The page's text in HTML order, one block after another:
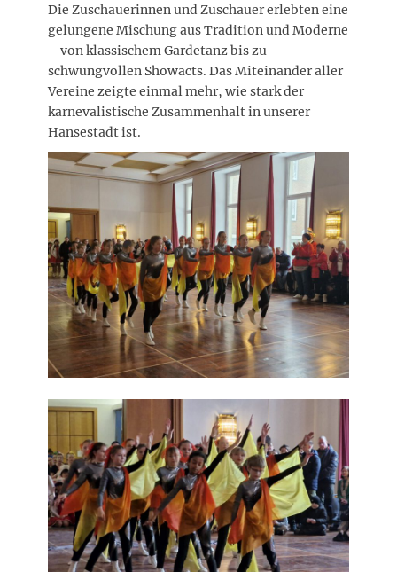
Die Zuschauerinnen und Zuschauer erlebten eine
gelungene Mischung aus Tradition und Moderne
– von klassischem Gardetanz bis zu
schwungvollen Showacts. Das Miteinander aller
Vereine zeigte einmal mehr, wie stark der
karnevalistische Zusammenhalt in unserer
Hansestadt ist.